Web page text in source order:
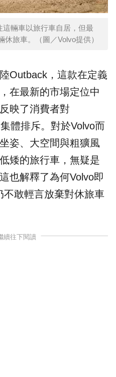
這輛車以旅行車自居，但最
旅車。（圖／Volvo提供）
Outback，這款在定義
在最新的市場定位中
映了消費者對
體排斥。對於Volvo而
姿、大空間與粗獷風
矮的旅行車，無疑是
也解釋了為何Volvo即
不敢輕言放棄對休旅車
續往下閱讀